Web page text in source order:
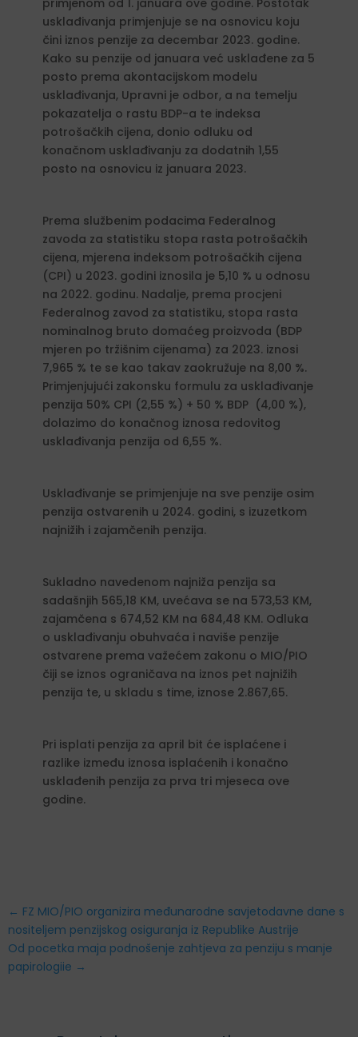
primjenom od 1. januara ove godine. Postotak
usklađivanja primjenjuje se na osnovicu koju
čini iznos penzije za decembar 2023. godine.
Kako su penzije od januara već usklađene za 5
posto prema akontacijskom modelu
usklađivanja, Upravni je odbor, a na temelju
pokazatelja o rastu BDP-a te indeksa
potrošačkih cijena, donio odluku od
konačnom usklađivanju za dodatnih 1,55
posto na osnovicu iz januara 2023.
Prema službenim podacima Federalnog
zavoda za statistiku stopa rasta potrošačkih
cijena, mjerena indeksom potrošačkih cijena
(CPI) u 2023. godini iznosila je 5,10 % u odnosu
na 2022. godinu. Nadalje, prema procjeni
Federalnog zavod za statistiku, stopa rasta
nominalnog bruto domaćeg proizvoda (BDP
mjeren po tržišnim cijenama) za 2023. iznosi
7,965 % te se kao takav zaokružuje na 8,00 %.
Primjenjujući zakonsku formulu za usklađivanje
penzija 50% CPI (2,55 %) + 50 % BDP (4,00 %),
dolazimo do konačnog iznosa redovitog
usklađivanja penzija od 6,55 %.
Usklađivanje se primjenjuje na sve penzije osim
penzija ostvarenih u 2024. godini, s izuzetkom
najnižih i zajamčenih penzija.
Sukladno navedenom najniža penzija sa
sadašnjih 565,18 KM, uvećava se na 573,53 KM,
zajamčena s 674,52 KM na 684,48 KM. Odluka
o usklađivanju obuhvaća i naviše penzije
ostvarene prema važećem zakonu o MIO/PIO
čiji se iznos ograničava na iznos pet najnižih
penzija te, u skladu s time, iznose 2.867,65.
Pri isplati penzija za april bit će isplaćene i
razlike između iznosa isplaćenih i konačno
usklađenih penzija za prva tri mjeseca ove
godine.
← FZ MIO/PIO organizira međunarodne savjetodavne dane s
nositeljem penzijskog osiguranja iz Republike Austrije
Od pocetka maja podnošenje zahtjeva za penziju s manje
papirologiie →